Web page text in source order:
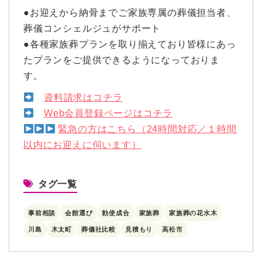
●お迎えから納骨までご家族専属の葬儀担当者、
葬儀コンシェルジュがサポート
●各種家族葬プランを取り揃えており皆様にあっ
たプランをご提供できるようになっておりま
す。
資料請求はコチラ
Web会員登録ページはコチラ
緊急の方はこちら（24時間対応／１時間
以内にお迎えに伺います）
タグ一覧
事前相談 会館選び 勅使成合 家族葬 家族葬の花水木
川島 木太町 葬儀社比較 見積もり 高松市